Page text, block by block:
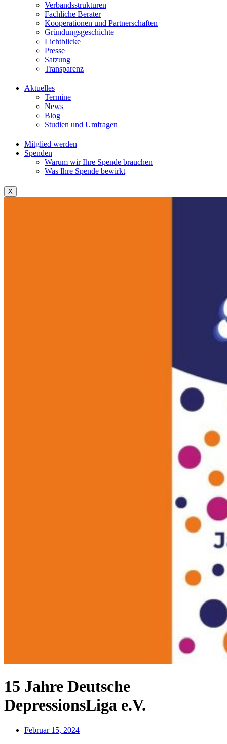
Verbandsstrukturen
Fachliche Berater
Kooperationen und Partnerschaften
Gründungsgeschichte
Lichtblicke
Presse
Satzung
Transparenz
Aktuelles
Termine
News
Blog
Studien und Umfragen
Mitglied werden
Spenden
Warum wir Ihre Spende brauchen
Was Ihre Spende bewirkt
X
15 Jahre Deutsche
DepressionsLiga e.V.
Februar 15, 2024